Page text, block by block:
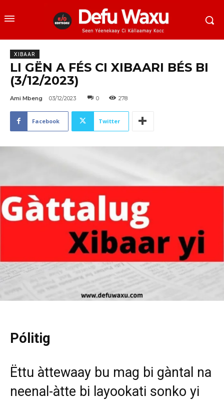
XIBAAR
LI GËN A FÉS CI XIBAARI BÉS BI
(3/12/2023)
Ami Mbeng 03/12/2023 0 278
Facebook Twitter
Pólitig
Ëttu àttewaay bu mag bi gàntal na
neenal-àtte bi layookati sonko yi